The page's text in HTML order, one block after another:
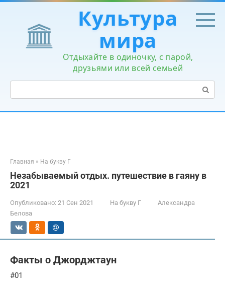
Перейти
контенту
Культура
мира
Отдыхайте в одиночку, с парой,
друзьями или всей семьей
Поиск:
Главная » На букву Г
Незабываемый отдых. путешествие в гаяну в
2021
Опубликовано: 21 Сен 2021 На букву Г
Александра
Белова
Факты о Джорджтаун
#01